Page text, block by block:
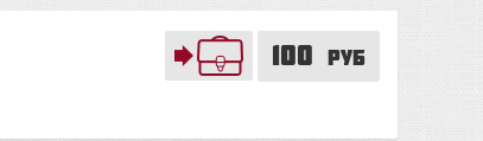
100 руб